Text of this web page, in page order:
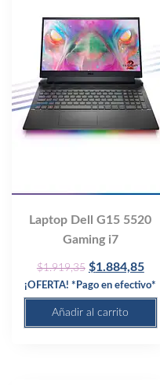
Laptop Dell G15 5520
Gaming i7
$1.919,35 Original
price
was:
$1.919,35.
$1.884,85
¡OFERTA! *Pago en efectivo*
Añadir al carrito